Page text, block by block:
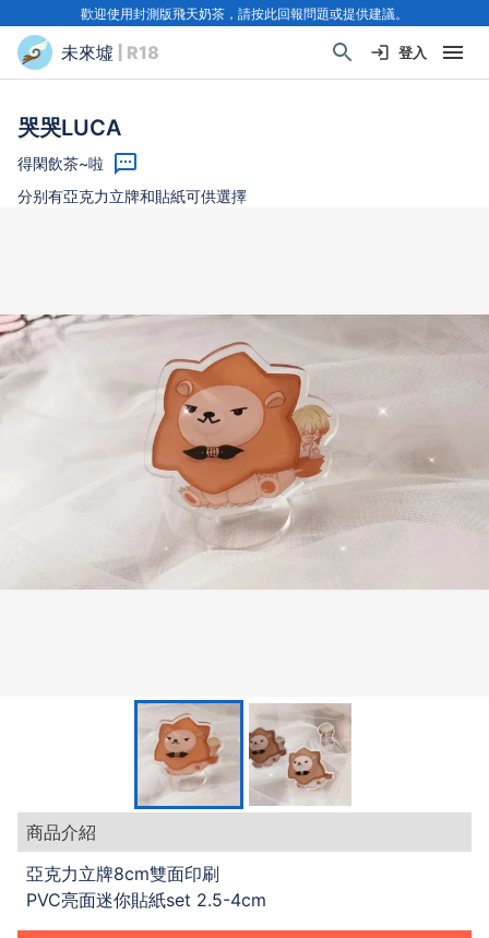
歡迎使用封測版飛天奶茶，請按此回報問題或提供建議。
未來墟 | R18 登入
哭哭LUCA
得閑飲茶~啦
分别有亞克力立牌和貼紙可供選擇
商品介紹
亞克力立牌8cm雙面印刷
PVC亮面迷你貼紙set 2.5-4cm